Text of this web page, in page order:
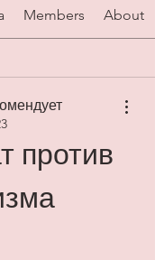
Members About
против